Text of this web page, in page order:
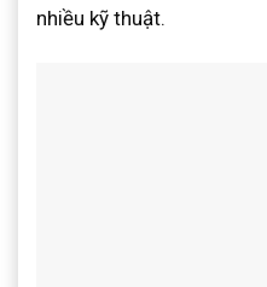
nhiều kỹ thuật.